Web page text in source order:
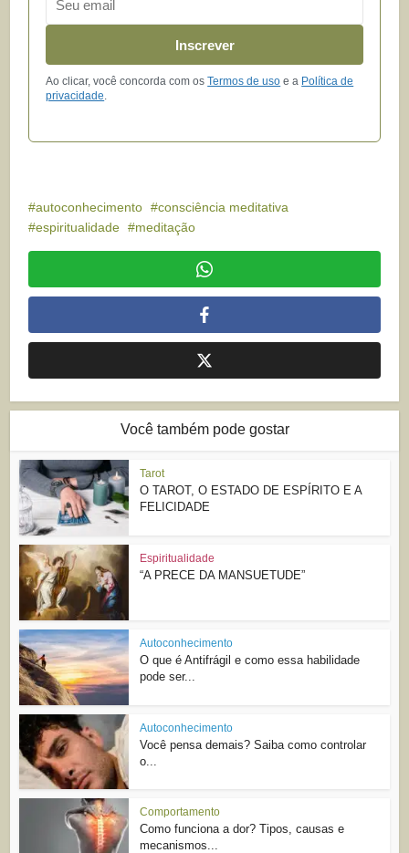
Inscrever
Ao clicar, você concorda com osTermos de uso e a Política de
privacidade.
autoconhecimento
consciência meditativa
espiritualidade
meditação
Você também pode gostar
Tarot
O TAROT, O ESTADO DE ESPÍRITO E A
FELICIDADE
Espiritualidade
“A PRECE DA MANSUETUDE”
Autoconhecimento
O que é Antifrágil e como essa habilidade
pode ser...
Autoconhecimento
Você pensa demais? Saiba como controlar
o...
Comportamento
Como funciona a dor? Tipos, causas e
mecanismos...